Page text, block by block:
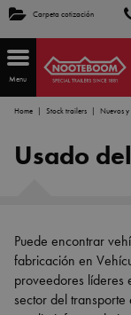
Carpeta cotización
Menu
Home Stock trailers Nuevos y
Usado
Puede encontrar
fabricación en
proveedores líderes
sector del